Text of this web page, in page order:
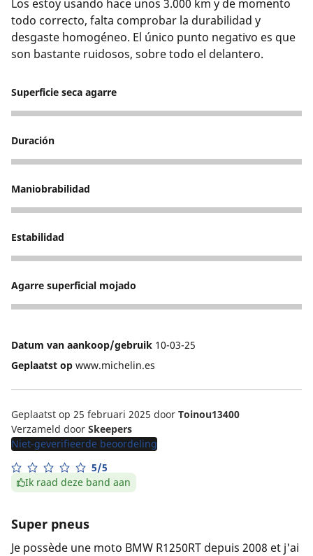
Los estoy usando hace unos 3.000 km y de momento
todo correcto, falta comprobar la durabilidad y
desgaste homogéneo. El único punto negativo es que
son bastante ruidosos, sobre todo el delantero.
Superficie seca agarre
5
Duración
5
Maniobrabilidad
5
Estabilidad
5
Agarre superficial mojado
5
Datum van aankoop/gebruik 10-03-25
Geplaatst op www.michelin.es
Geplaatst op 25 februari 2025 door Toinou13400
Verzameld door Skeepers
Niet-geverifieerde beoordeling
5/5
Ik raad deze band aan
Super pneus
Je possède une moto BMW R1250RT depuis 2008 et j'ai